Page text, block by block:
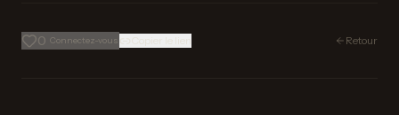
0 Connectez-vous Retour